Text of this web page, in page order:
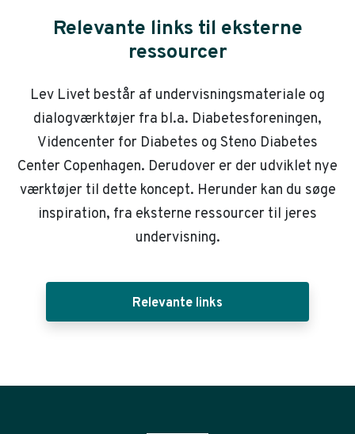
Relevante links til eksterne
ressourcer
Lev Livet består af undervisningsmateriale og
dialogværktøjer fra bl.a. Diabetesforeningen,
Videncenter for Diabetes og Steno Diabetes
Center Copenhagen. Derudover er der udviklet nye
værktøjer til dette koncept. Herunder kan du søge
inspiration, fra eksterne ressourcer til jeres
undervisning.
Relevante links